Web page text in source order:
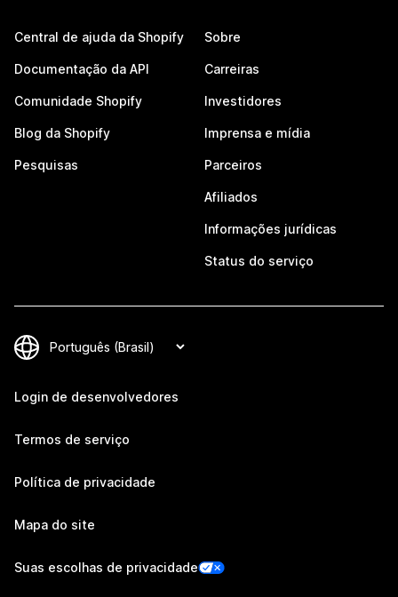
Central de ajuda da Shopify
Documentação da API
Comunidade Shopify
Blog da Shopify
Pesquisas
Sobre
Carreiras
Investidores
Imprensa e mídia
Parceiros
Afiliados
Informações jurídicas
Status do serviço
Login de desenvolvedores
Termos de serviço
Política de privacidade
Mapa do site
Suas escolhas de privacidade